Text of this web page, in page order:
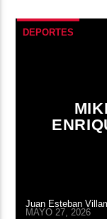
DEPORTES
Juan Esteban
MAYO 27, 2026